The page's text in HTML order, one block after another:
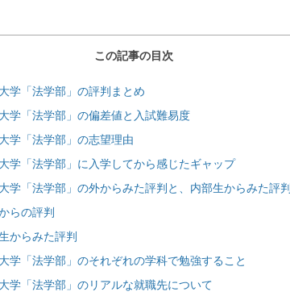
この記事の目次
学「法学部」の評判まとめ
学「法学部」の偏差値と入試難易度
学「法学部」の志望理由
学「法学部」に入学してから感じたギャップ
学「法学部」の外からみた評判と、内部生からみた評判
らの評判
からみた評判
学「法学部」のそれぞれの学科で勉強すること
学「法学部」のリアルな就職先について